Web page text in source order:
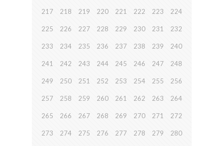
217 218 219 220 221 222 223 224
225 226 227 228 229 230 231 232
233 234 235 236 237 238 239 240
241 242 243 244 245 246 247 248
249 250 251 252 253 254 255 256
257 258 259 260 261 262 263 264
265 266 267 268 269 270 271 272
273 274 275 276 277 278 279 280